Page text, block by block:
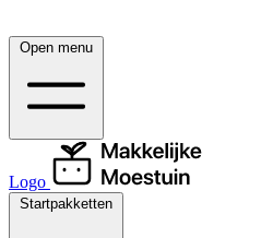
Open menu
Logo
Startpakketten